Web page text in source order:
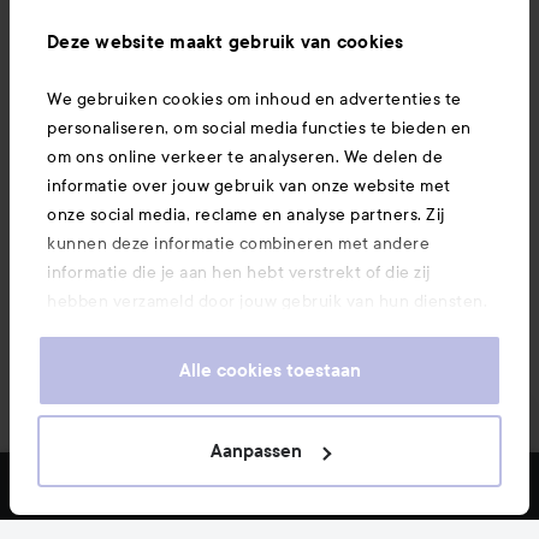
Deze website maakt gebruik van cookies
We gebruiken cookies om inhoud en advertenties te
personaliseren, om social media functies te bieden en
om ons online verkeer te analyseren. We delen de
informatie over jouw gebruik van onze website met
onze social media, reclame en analyse partners. Zij
kunnen deze informatie combineren met andere
informatie die je aan hen hebt verstrekt of die zij
hebben verzameld door jouw gebruik van hun diensten.
website te blijven gebruiken. Voor meer informatie over
je graag door naar ons cookiebeleid.
Alle cookies toestaan
Aanpassen
FILTER MEEST VERKOCHT
Ook interessant
Download hier onze app
Copyright 2026